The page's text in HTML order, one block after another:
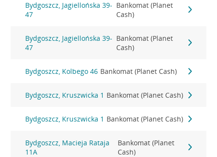
Bydgoszcz, Jagiellońska 39-
47
Bankomat (Planet
Cash)
Bydgoszcz, Jagiellońska 39-
47
Bankomat (Planet
Cash)
Bydgoszcz, Kolbego 46 Bankomat (Planet Cash)
Bydgoszcz, Kruszwicka 1 Bankomat (Planet Cash)
Bydgoszcz, Kruszwicka 1 Bankomat (Planet Cash)
Bydgoszcz, Macieja Rataja
11A
Bankomat (Planet
Cash)